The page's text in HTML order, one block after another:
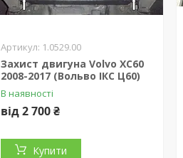
1.0529.00
Захист двигуна Volvo XC60
2008-2017 (Вольво ІКС Ц60)
В наявності
від 2 700 ₴
Купити